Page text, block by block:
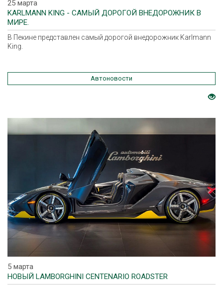
25 марта
KARLMANN KING - CАМЫЙ ДОРОГОЙ ВНЕДОРОЖНИК В
МИРЕ.
В Пекине представлен самый дорогой внедорожник Karlmann
King.
Автоновости
5 марта
НОВЫЙ LAMBORGHINI CENTENARIO ROADSTER